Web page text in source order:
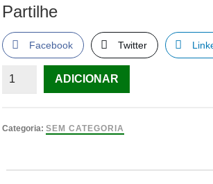
Partilhe
Facebook Twitter
Quantidade
ao
ADICIONAR
Categoria:SEM CATEGORIA